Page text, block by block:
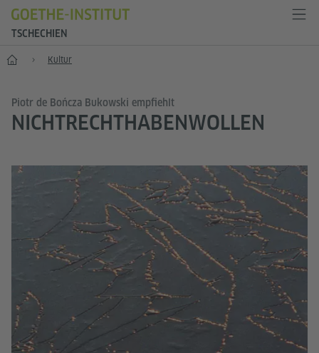
TSCHECHIEN
Start Kultur
Piotr de Bończa Bukowski empfiehlt
NICHTRECHTHABENWOLLEN